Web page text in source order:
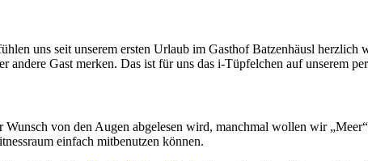
uns seit unserem ersten Urlaub im Gasthof Batzenhäusl
andere Gast merken. Das ist für uns das i-Tüpfelchen auf unserem
von den Augen abgelesen wird, manchmal wollen wir
einfach mitbenutzen können.